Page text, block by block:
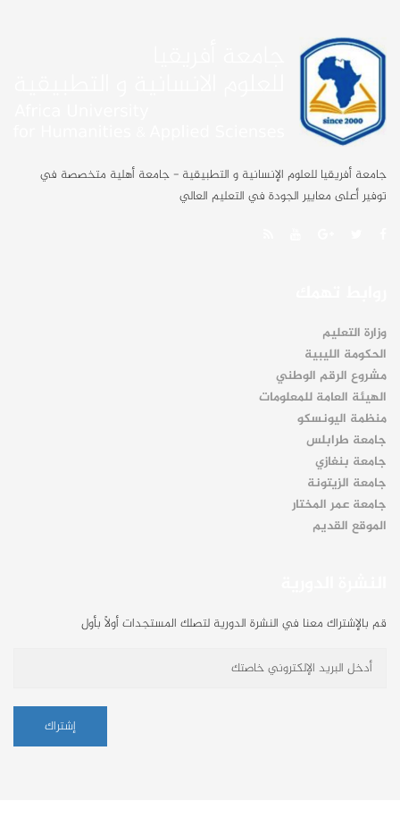
جامعة أفريقيا للعلوم الإنسانية و التطبيقية - جامعة أهلية متخصصة في
توفير أعلى معايير الجودة في التعليم العالي
وزارة التعليم
الحكومة الليبية
مشروع الرقم الوطني
الهيئة العامة للمعلومات
منظمة اليونسكو
جامعة طرابلس
جامعة بنغازي
جامعة الزيتونة
جامعة عمر المختار
الموقع القديم
قم بالإشتراك معنا في النشرة الدورية لتصلك المستجدات أولاً بأول